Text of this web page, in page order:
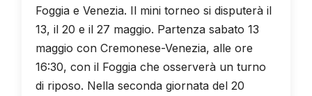
Foggia e Venezia. Il mini torneo si disputerà il
13, il 20 e il 27 maggio. Partenza sabato 13
maggio con Cremonese-Venezia, alle ore
16:30, con il Foggia che osserverà un turno
di riposo. Nella seconda giornata del 20